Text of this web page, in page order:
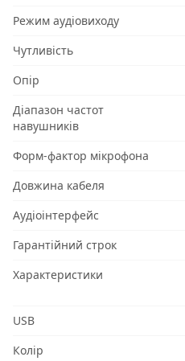
Режим аудіовиходу
Чутливість
Опір
Діапазон частот
навушників
Форм-фактор мікрофона
Довжина кабеля
Аудіоінтерфейс
Гарантійний строк
Характеристики
USB
Колір